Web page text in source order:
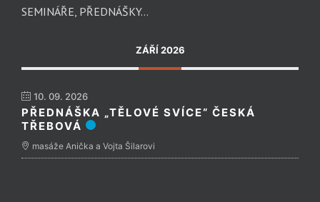
SEMINÁŘE, PŘEDNÁŠKY…
ZÁŘÍ 2026
10. 09. 2026
PŘEDNÁŠKA „TĚLOVÉ SVÍCE“ ČESKÁ
TŘEBOVÁ
masáže Anička a Vojta Šilarovi